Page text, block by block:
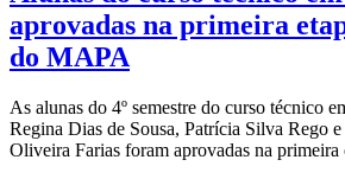
aprovadas na primeira
do MAPA
As alunas do 4º semestre do curso técnico
Regina Dias de Sousa, Patrícia Silva Rego
Oliveira Farias foram aprovadas na primeira